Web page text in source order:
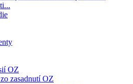
OZ
zasadnutí OZ